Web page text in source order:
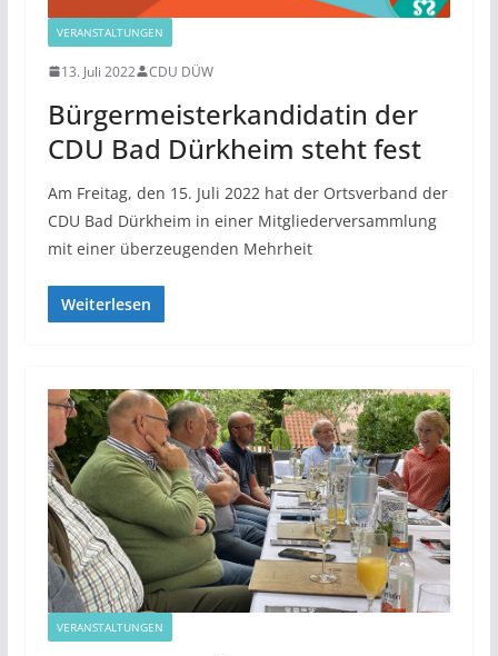
VERANSTALTUNGEN
13. Juli 2022 CDU DÜW
Bürgermeisterkandidatin der
CDU Bad Dürkheim steht fest
Am Freitag, den 15. Juli 2022 hat der Ortsverband der
CDU Bad Dürkheim in einer Mitgliederversammlung
mit einer überzeugenden Mehrheit
Weiterlesen
VERANSTALTUNGEN